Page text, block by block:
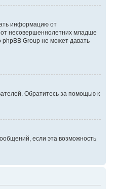
информацию от
несовершеннолетних младше
Group не может давать
Обратитесь за помощью к
если эта возможность